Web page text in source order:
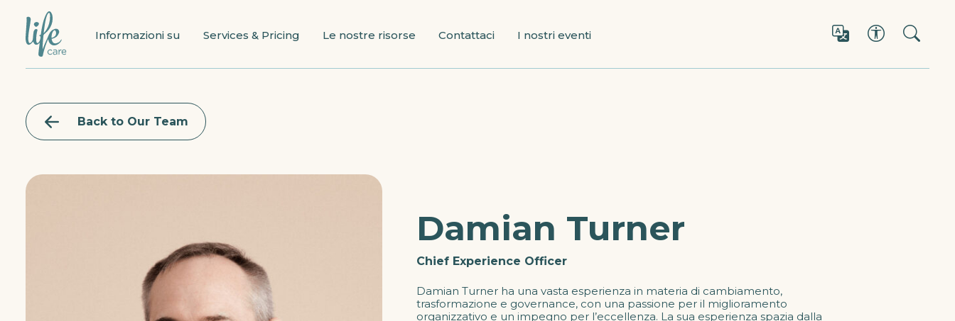
Informazioni su Services & Pricing Le nostre risorse Contattaci I nostri eventi
Back to Our Team
Damian Turner
Chief Experience Officer
Damian Turner ha una vasta esperienza in materia di cambiamento,
trasformazione e governance, con una passione per il miglioramento
organizzativo e un impegno per l’eccellenza. La sua esperienza spazia dalla